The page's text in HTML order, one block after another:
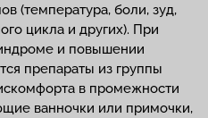
(температура, боли, зуд,
цикла и других). При
и повышении
препараты из группы
в промежности
ванночки или примочки,